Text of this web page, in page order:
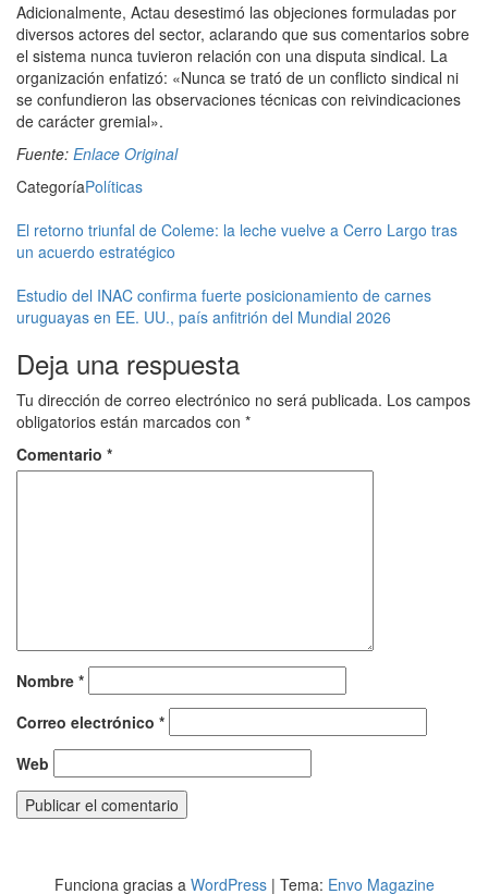
Adicionalmente, Actau desestimó las objeciones formuladas por
diversos actores del sector, aclarando que sus comentarios sobre
el sistema nunca tuvieron relación con una disputa sindical. La
organización enfatizó: «Nunca se trató de un conflicto sindical ni
se confundieron las observaciones técnicas con reivindicaciones
de carácter gremial».
Fuente: Enlace Original
CategoríaPolíticas
El retorno triunfal de Coleme: la leche vuelve a Cerro Largo tras
un acuerdo estratégico
Estudio del INAC confirma fuerte posicionamiento de carnes
uruguayas en EE. UU., país anfitrión del Mundial 2026
Deja una respuesta
Tu dirección de correo electrónico no será publicada. Los campos
obligatorios están marcados con *
Comentario *
Nombre *
Correo electrónico *
Web
Funciona gracias a WordPress | Tema: Envo Magazine